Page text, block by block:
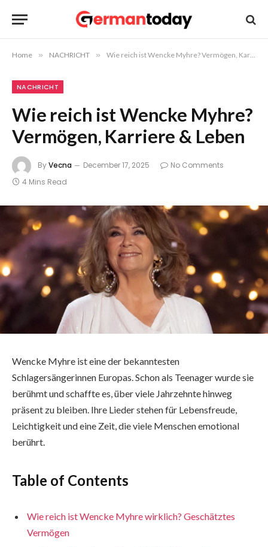
Home » NACHRICHT » Wie reich ist Wencke Myhre? Vermögen, Karriere & Leben
NACHRICHT
Wie reich ist Wencke Myhre?
Vermögen, Karriere & Leben
ByVecna December 17, 2025
No Comments
4 Mins Read
Wencke Myhre ist eine der bekanntesten
Schlagersängerinnen Europas. Schon als Teenager wurde sie
berühmt und schaffte es, über viele Jahrzehnte hinweg
präsent zu bleiben. Ihre Lieder stehen für Lebensfreude,
Leichtigkeit und eine Zeit, die viele Menschen emotional
berührt.
Table of Contents
Wie reich ist Wencke Myhre wirklich? Geschätztes
Vermögen